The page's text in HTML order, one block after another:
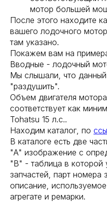
мотор большей
После этого находите
вашего лодочного
там указано.
Покажем вам на
Вводные - лодочный
Мы слышали, что
"раздушить".
Объем двигателя
соответствует как
Tohatsu 15 л.с..
Находим каталог, по
В каталоге есть две
"А" изображение с
"В" - таблица в которой
запчастей, парт номера
описание,
агрегате и ремарки.